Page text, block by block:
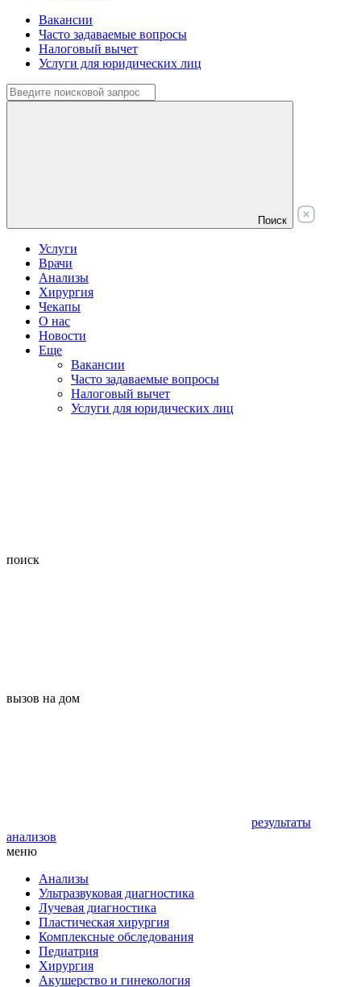
Вакансии
Часто задаваемые вопросы
Налоговый вычет
Услуги для юридических лиц
Поиск
Услуги
Врачи
Анализы
Хирургия
Чекапы
О нас
Новости
Еще
Вакансии
Часто задаваемые вопросы
Налоговый вычет
Услуги для юридических лиц
поиск
вызов на дом
результаты
анализов
меню
Анализы
Ультразвуковая диагностика
Лучевая диагностика
Пластическая хирургия
Комплексные обследования
Педиатрия
Хирургия
Акушерство и гинекология